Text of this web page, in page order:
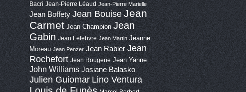
Bacri Jean-Pierre Léaud Jean-Pierre Marielle
Jean Boffety Jean BouiseJean
Carmet Jean Champion Jean
Gabin Jean Lefebvre Jean Martin Jeanne
Moreau Jean Penzer Jean Rabier Jean
Rochefort Jean Rougerie Jean Yanne
John Williams Josiane Balasko
Julien Guiomar Lino Ventura